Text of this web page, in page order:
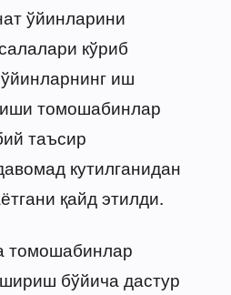
ўйинларини
кўриб
иш
томошабинлар
таъсир
кутилганидан
қайд этилди.
томошабинлар
бўйича дастур